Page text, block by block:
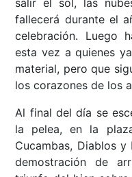
salir el sol, las
fallecerá durante el
celebración. Luego
esta vez a quienes
material, pero que
los corazones de los
Al final del día se
la pelea, en la
Cucambas, Diablos
demostración de